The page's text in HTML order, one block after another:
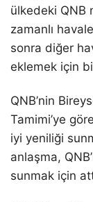
ülkedeki QNB
zamanlı
sonra diğer
eklemek için
QNB’nin
Tamimi’ye
iyi yeniliği
anlaşma,
sunmak için